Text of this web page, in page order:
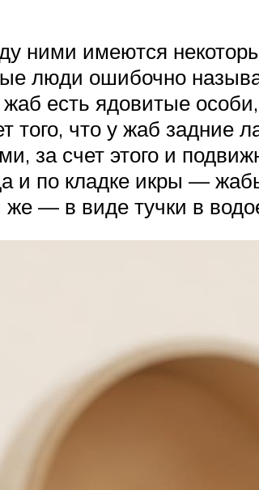
ними имеются
люди ошибочно
есть ядовитые
что у жаб задние
за счет этого и
и по кладке икры —
же — в виде тучки в